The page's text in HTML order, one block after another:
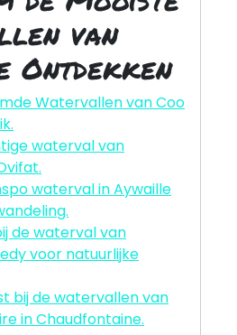
van
Ontdekken
Watervallen van Coo
waterval van
waterval in Aywaille
de waterval van
voor natuurlijke
bij de watervallen van
in Chaudfontaine.